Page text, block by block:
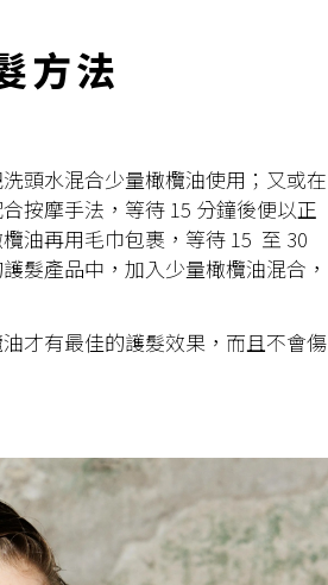
方法
頭水混合少量橄欖油使用；又或在
按摩手法，等待 15 分鐘後便以正
油再用毛巾包裹，等待 15 至 30
髮產品中，加入少量橄欖油混合，
才有最佳的護髮效果，而且不會傷